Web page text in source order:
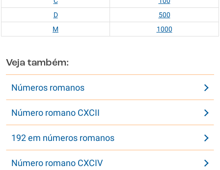
D
500
M
1000
Veja também:
Números romanos
Número romano CXCII
192 em números romanos
Número romano CXCIV